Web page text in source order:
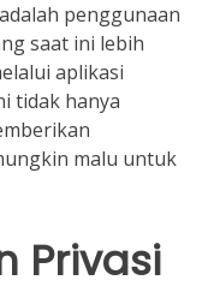
penggunaan
saat ini lebih
aplikasi
tidak hanya
malu untuk
Privasi